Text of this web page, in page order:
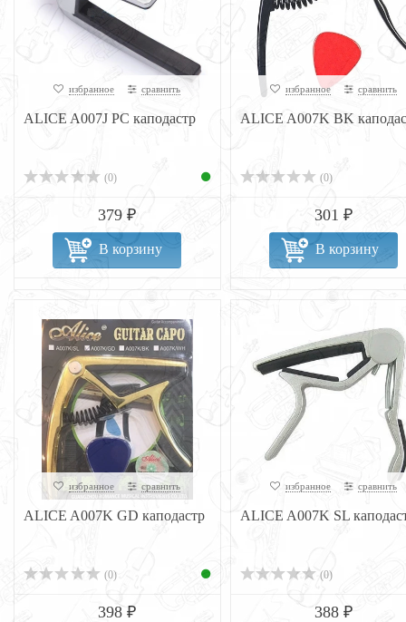
избранное сравнить
ALICE A007J PC каподастр
(0)
379 ₽
В корзину
избранное сравнить
ALICE A007K BK
(0)
301 ₽
В корзину
избранное сравнить
ALICE A007K GD каподастр
(0)
398 ₽
избранное сравнить
ALICE A007K SL
(0)
388 ₽